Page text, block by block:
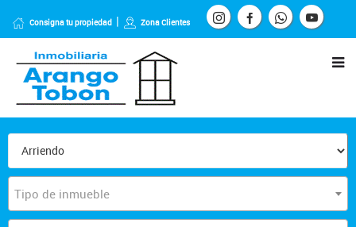
Consigna tu propiedad Zona Clientes
Tipo de inmueble